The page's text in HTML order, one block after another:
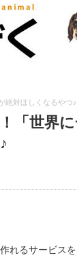
絶対ほしくなるやつ♪
「世界
れるサービスを